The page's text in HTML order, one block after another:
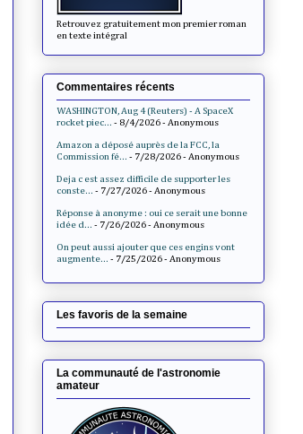
Retrouvez gratuitement mon premier roman
en texte intégral
Commentaires récents
WASHINGTON, Aug 4 (Reuters) - A SpaceX
rocket piec... - 8/4/2026- Anonymous
Amazon a déposé auprès de la FCC, la
Commission fé... - 7/28/2026- Anonymous
Deja c est assez difficile de supporter les
conste... - 7/27/2026- Anonymous
Réponse à anonyme : oui ce serait une bonne
idée d... - 7/26/2026- Anonymous
On peut aussi ajouter que ces engins vont
augmente... - 7/25/2026- Anonymous
Les favoris de la semaine
La communauté de l'astronomie
amateur